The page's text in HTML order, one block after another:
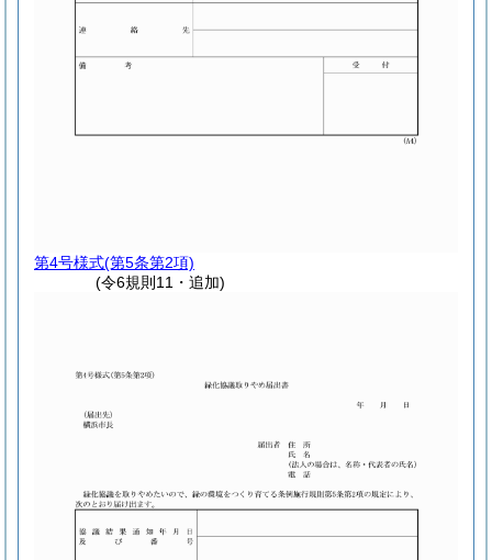
第4号様式(第5条第2項)
(令6規則11・追加)